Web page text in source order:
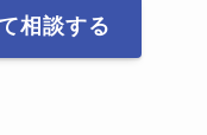
相談する